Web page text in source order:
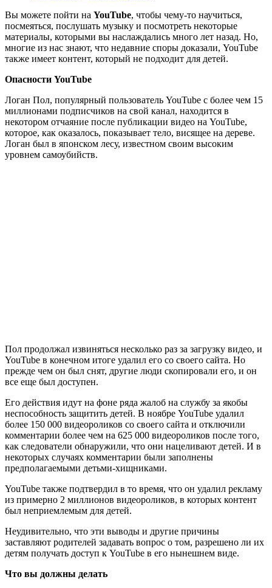
Вы можете пойти на YouTube, чтобы чему-то научиться,
посмеяться, послушать музыку и посмотреть некоторые
материалы, которыми вы наслаждались много лет назад. Но,
многие из нас знают, что недавние споры доказали, YouTube
также имеет контент, который не подходит для детей.
Опасности YouTube
Логан Пол, популярный пользователь YouTube с более чем 15
миллионами подписчиков на свой канал, находится в
некотором отчаяние после публикации видео на YouTube,
которое, как оказалось, показывает тело, висящее на дереве.
Логан был в японском лесу, известном своим высоким
уровнем самоубийств.
Пол продолжал извиняться несколько раз за загрузку видео, и
YouTube в конечном итоге удалил его со своего сайта. Но
прежде чем он был снят, другие люди скопировали его, и он
все еще был доступен.
Его действия идут на фоне ряда жалоб на службу за якобы
неспособность защитить детей. В ноябре YouTube удалил
более 150 000 видеороликов со своего сайта и отключили
комментарии более чем на 625 000 видеороликов после того,
как следователи обнаружили, что они нацеливают детей. И в
некоторых случаях комментарии были заполнены
предполагаемыми детьми-хищниками.
YouTube также подтвердил в то время, что он удалил рекламу
из примерно 2 миллионов видеороликов, в которых контент
был неприемлемым для детей.
Неудивительно, что эти выводы и другие причины
заставляют родителей задавать вопрос о том, разрешено ли их
детям получать доступ к YouTube в его нынешнем виде.
Что вы должны делать